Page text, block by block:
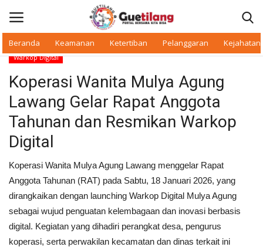
Beranda Keamanan Ketertiban Pelanggaran Kejahatan
Beranda
Daerah
Makan Bergizi
Warkop Digital
Pelanggaran
Warkop Digital
Koperasi Wanita Mulya Agung
Lawang Gelar Rapat Anggota
Tahunan dan Resmikan Warkop
Digital
Koperasi Wanita Mulya Agung Lawang menggelar Rapat
Anggota Tahunan (RAT) pada Sabtu, 18 Januari 2026, yang
dirangkaikan dengan launching Warkop Digital Mulya Agung
sebagai wujud penguatan kelembagaan dan inovasi berbasis
digital. Kegiatan yang dihadiri perangkat desa, pengurus
koperasi, serta perwakilan kecamatan dan dinas terkait ini